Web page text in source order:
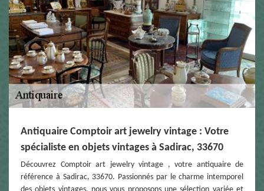
Antiquaire Comptoir art jewelry vintage : Votre
spécialiste en objets vintages à Sadirac, 33670
Découvrez Comptoir art jewelry vintage , votre antiquaire de
référence à Sadirac, 33670. Passionnés par le charme intemporel